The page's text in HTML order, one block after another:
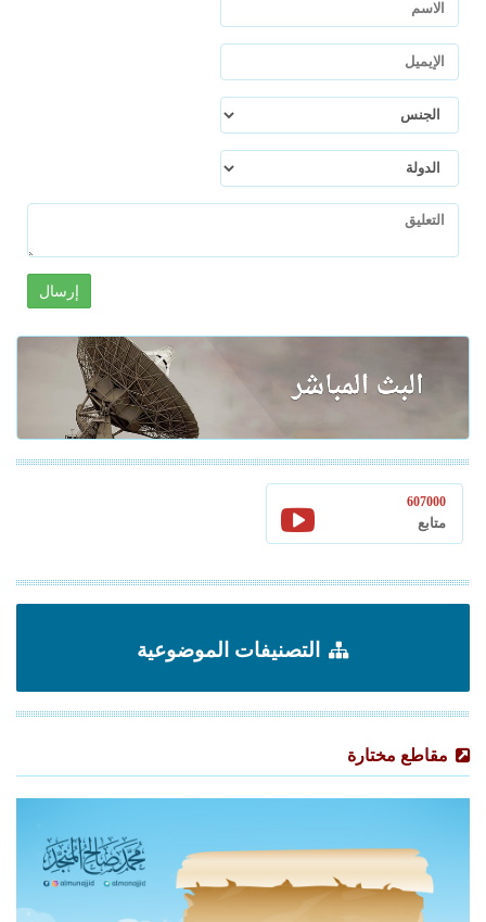
إرسال
607000
متابع
التصنيفات الموضوعية
مقاطع مختارة